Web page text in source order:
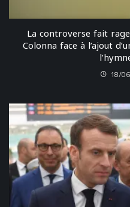
La controverse fait
Colonna face à l’ajout
18/